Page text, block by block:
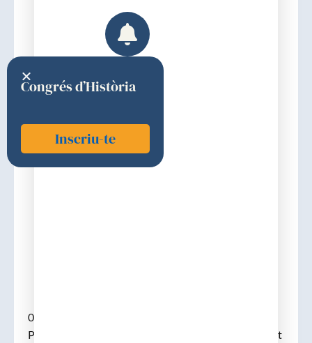
04-06-1967. (Pals, Baix Empordà, 21-08-1900 – m.
Pals, 23.08.1991). Batxiller a Girona el 1916, llicenciat
Congrés d’Història
Inscriu-te